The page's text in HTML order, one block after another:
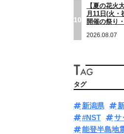
10
【夏の花火
月11日(火・
開催の祭り
2026.08.07
タグ
新潟県
#NST
サ
能登半島地